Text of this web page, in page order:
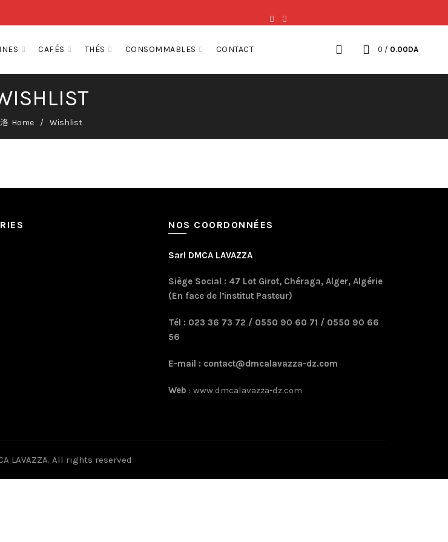
CAFÉS THÉS CONSOMMABLES CONTACT 0 / 0.00DA
Home Wishlist
NOS COORDONNÉES
Sarl DMCA LAVAZZA
Siège Social : 47 Lot Girot, Chéraga, Alger, Algérie
(En face de l’institut Pasteur)
Tél : 023 36 73 72 / 0550 90 60 71 / 0550 90 66
56
E-mail : contact@dmcalavazza-dz.com
Web : www.dmcalavazza-dz.com
LAVAZZA. All rights reserved